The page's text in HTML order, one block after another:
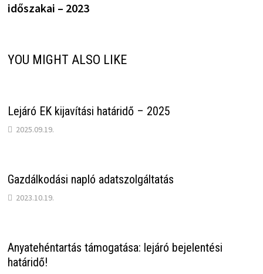
időszakai – 2023
YOU MIGHT ALSO LIKE
Lejáró EK kijavítási határidő – 2025
2025.09.19.
Gazdálkodási napló adatszolgáltatás
2023.10.19.
Anyatehéntartás támogatása: lejáró bejelentési
határidő!